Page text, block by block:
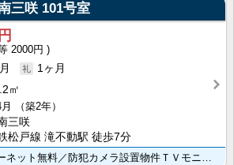
三咲 101号室
2000円
1ヶ月
㎡
（築2年）
三咲
松戸線 滝不動駅 徒歩7分